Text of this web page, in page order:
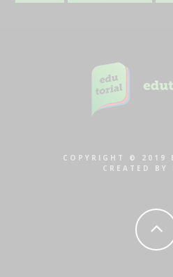
COPYRIGHT © 2019
CREATED BY